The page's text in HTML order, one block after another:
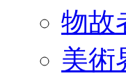
物故
美術